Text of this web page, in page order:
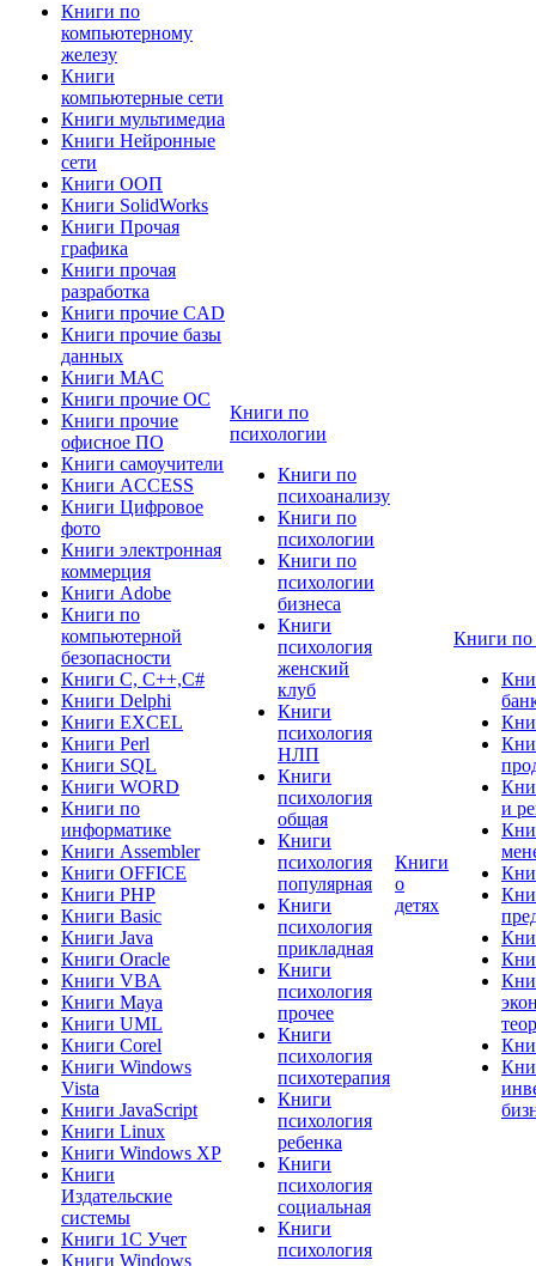
Книги по
компьютерному
железу
Книги
компьютерные сети
Книги мультимедиа
Книги Нейронные
сети
Книги ООП
Книги SolidWorks
Книги Прочая
графика
Книги прочая
разработка
Книги прочие CAD
Книги прочие базы
данных
Книги MAC
Книги прочие ОС
Книги прочие
офисное ПО
Книги самоучители
Книги ACCESS
Книги Цифровое
фото
Книги электронная
коммерция
Книги Adobe
Книги по
компьютерной
безопасности
Книги C, C++,С#
Книги Delphi
Книги EXCEL
Книги Perl
Книги SQL
Книги WORD
Книги по
информатике
Книги Assembler
Книги OFFICE
Книги PHP
Книги Basic
Книги Java
Книги Oracle
Книги VBA
Книги Maya
Книги UML
Книги Corel
Книги Windows
Vista
Книги JavaScript
Книги Linux
Книги Windows XP
Книги
Издательские
системы
Книги 1C Учет
Книги Windows
Книги по
психологии
Книги по
психоанализу
Книги по
психологии
Книги по
психологии
бизнеса
Книги
психология
женский
клуб
Книги
психология
НЛП
Книги
психология
общая
Книги
психология
популярная
Книги
психология
прикладная
Книги
психология
прочее
Книги
психология
психотерапия
Книги
психология
ребенка
Книги
психология
социальная
Книги
психология
Книги
о
детях
Книги по
и